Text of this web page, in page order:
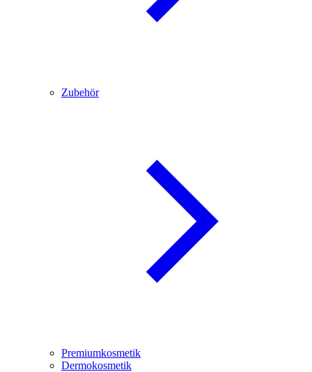
Zubehör
Premiumkosmetik
Dermokosmetik